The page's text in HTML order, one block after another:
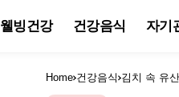
웰빙건강 건강음식 자기
Home 건강음식 김치 속 유